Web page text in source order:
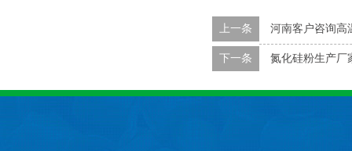
上一条 河南客户咨询高
下一条 氮化硅粉生产厂